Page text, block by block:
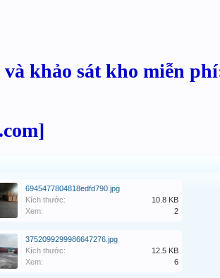
khảo sát kho miễn
6945477804818edfd790.jpg
Kích thước:
10.8 KB
Xem:
2
3752099299986647276.jpg
Kích thước:
12.5 KB
Xem:
6